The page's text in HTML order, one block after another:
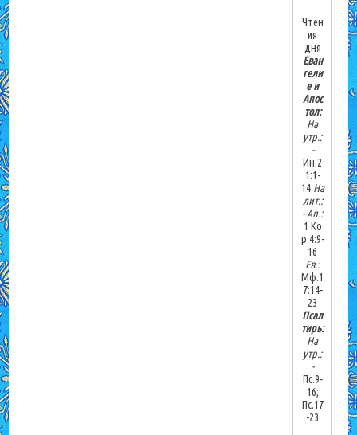
Чтен
ия
дня
Еван
гели
е и
Апос
тол:
На
утр.:
-
Ин.2
1:1-
14На
лит.:
-Ап.:
1 Ко
р.4:9-
16
Ев.:
Мф.1
7:14-
23
Псал
тирь:
На
утр.:
-
Пс.9-
16;
Пс.17
-23